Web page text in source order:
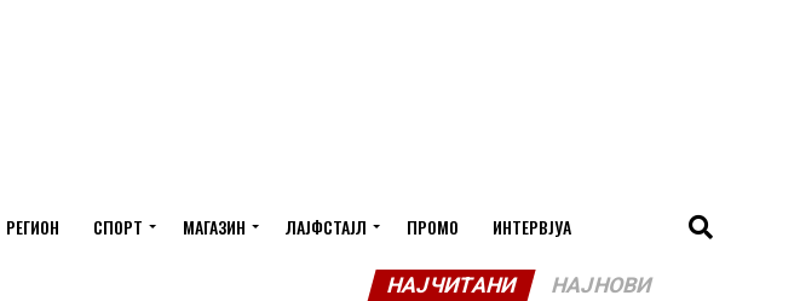
РЕГИОН СПОРТ МАГАЗИН ЛАЈФСТАЈЛ ПРОМО ИНТЕРВЈУА
НАЈЧИТАНИ НАЈНОВИ